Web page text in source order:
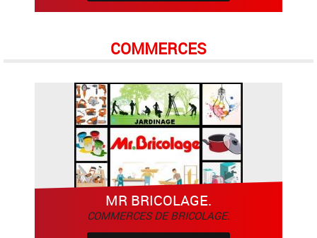
COMMERCES
MR BRICOLAGE.
COMMERCES DE BRICOLAGE.